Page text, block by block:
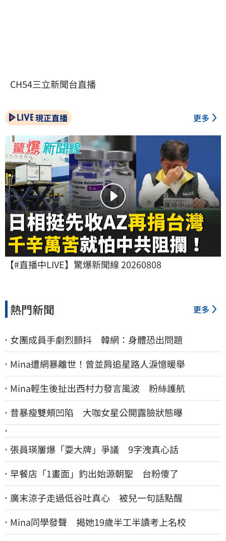
CH54三立新聞台直播
現正直播 更多
【#直播中LIVE】驚爆新聞線 20260808
熱門新聞 更多
女團成員手劇烈顫抖 韓網：身體恐出問題
Mina遭網暴離世！曾並肩追星路人淚憶暖舉
Mina輕生後扯出西村力發言風波 粉絲護航
昔暴瘦雙頰凹陷 大咖女星公開露臉狀態曝
張員瑛屢爆「耍大牌」爭議 9字洩真心話
早餐店「1畫面」釣出始源朝聖 台粉傻了
廣末涼子走過低谷吐真心 被兒一句話點醒
Mina同學發聲 揭她19歲半工半讀考上名校